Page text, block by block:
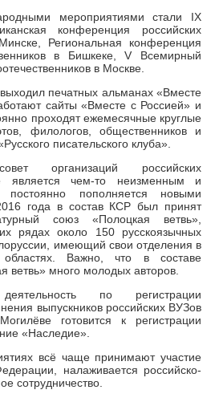
мероприятиями стали IX
конференция российских
Региональная конференция
в Бишкеке, V Всемирный
в Москве.
печатных альманах «Вместе
сайты «Вместе с Россией» и
проходят ежемесячные круглые
филологов, общественников и
писательского клуба».
организаций российских
является чем-то неизменным и
пополняется новыми
года в состав КСР был принят
союз «Полоцкая ветвь»,
рядах около 150 русскоязычных
имеющий свои отделения в
Важно, что в составе
ветвь» много молодых авторов.
по регистрации
выпускников российских ВУЗов
готовится к регистрации
«Наследие».
всё чаще принимают участие
налаживается российско-
сотрудничество.